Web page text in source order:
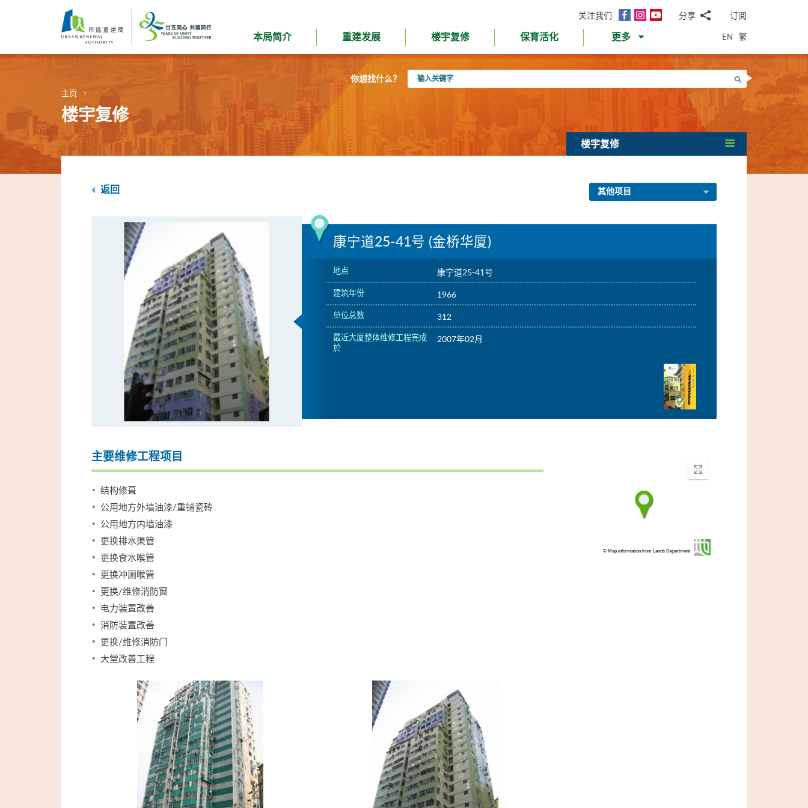
内
关注我们
面
InstagramYouTube分享
邮WhatsApp
微
信
面
书Twitter
LinkedIn
微
订阅
本局简介 重建发展 楼宇复修 保育活化 更多 EN 繁
你想找什么？
入
搜寻
主页
楼宇复修
楼宇复修
返回 其他项目
康宁道25-41号 (金桥华厦)
地点 康宁道25-41号
建筑年份 1966
单位总数 312
最近大厦整体维修工程完成
於
2007年02月
主要维修工程项目
结构修葺
公用地方外墙油漆/重铺瓷砖
公用地方内墙油漆
更换排水渠管
更换食水喉管
更换冲厕喉管
更换/维修消防窗
电力装置改善
消防装置改善
更换/维修消防门
大堂改善工程
Enter
fullscreen
© Map information from Lands Department